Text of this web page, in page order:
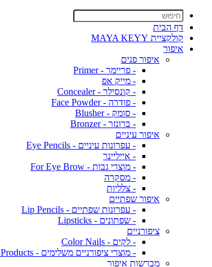
דף הבית
קולקציית MAYA KEYY
איפור
איפור פנים
- פריימר - Primer
- מייק אפ
- קונסילר - Concealer
- פודרה - Face Powder
- סומק - Blusher
- ברונזר - Bronzer
איפור עיניים
- עפרונות עיניים - Eye Pencils
- אייליינר
- מוצרי גבות - For Eye Brow
- מסקרה
- צלליות
איפור שפתיים
- עפרונות שפתיים - Lip Pencils
- שפתונים - Lipsticks
ציפורניים
- לקים - Color Nails
- מוצרי ציפורניים משלימים - Complimentary Nails Products
מברשות איפור